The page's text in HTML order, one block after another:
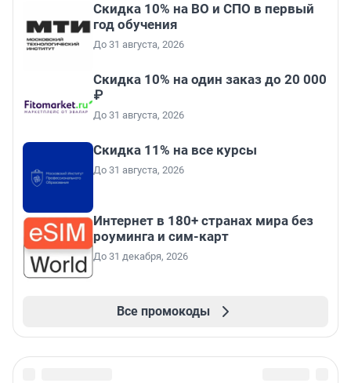
Скидка 10% на ВО и СПО в первый
год обучения
До 31 августа, 2026
Скидка 10% на один заказ до 20 000
₽
До 31 августа, 2026
Скидка 11% на все курсы
До 31 августа, 2026
Интернет в 180+ странах мира без
роуминга и сим-карт
До 31 декабря, 2026
Все промокоды